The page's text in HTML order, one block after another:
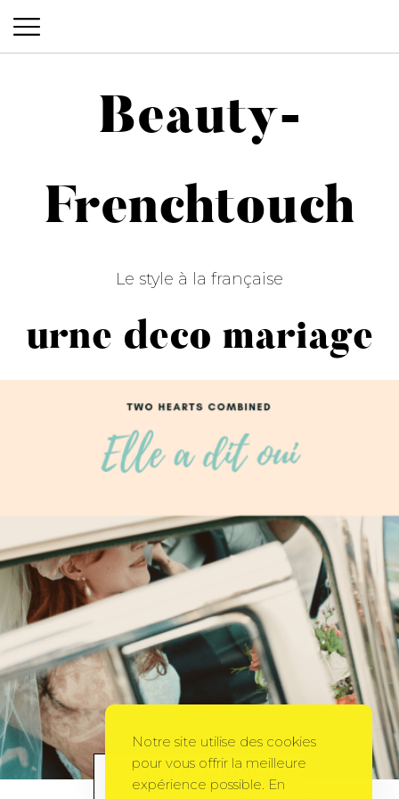
Beauty-Frenchtouch
Beauty-
Frenchtouch
Le style à la française
urne deco mariage
URNE DE MARIAGE
BONHEURBYDELPH66 21 MARS 2011
Notre site utilise des cookies
pour vous offrir la meilleure
expérience possible. En